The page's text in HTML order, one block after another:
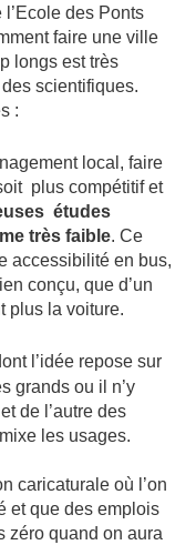
des Ponts
faire une ville
longs est très
scientifiques.
:
local, faire
plus compétitif et
études
très faible. Ce
accessibilité en bus,
conçu, que d’un
plus la voiture.
l’idée repose sur
grands ou il n’y
de l’autre des
les usages.
caricaturale où l’on
et que des emplois
zéro quand on aura